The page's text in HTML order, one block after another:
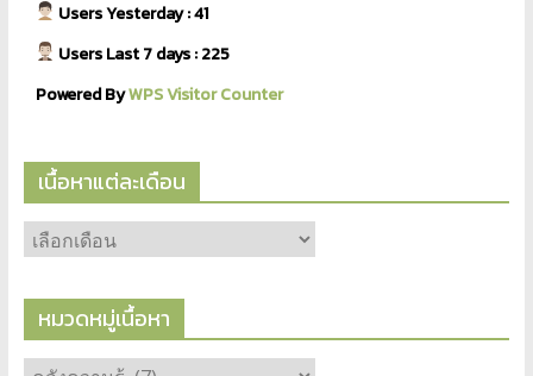
Users Yesterday : 41
Users Last 7 days : 225
Powered ByWPS Visitor Counter
เนื้อหาแต่ละเดือน
หมวดหมู่เนื้อหา